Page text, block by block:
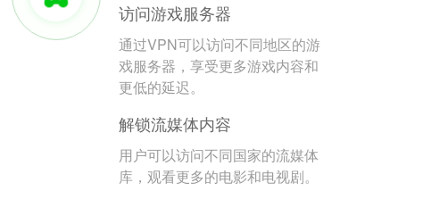
访问游戏服务器
通过VPN可以访问不同地区的游
戏服务器，享受更多游戏内容和
更低的延迟。
解锁流媒体内容
用户可以访问不同国家的流媒体
库，观看更多的电影和电视剧。